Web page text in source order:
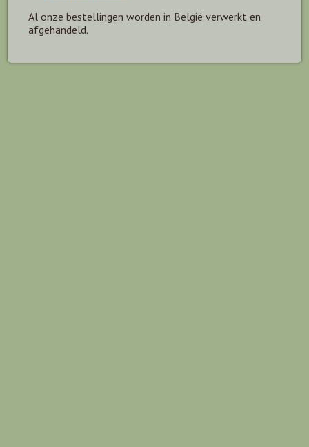
Al onze bestellingen worden in België verwerkt en
afgehandeld.